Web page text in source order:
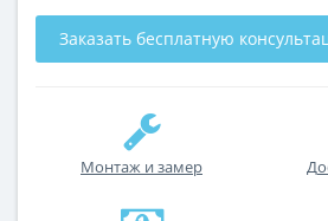
Заказать бесплатную
Монтаж и замер